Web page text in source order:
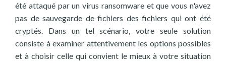
été attaqué par un virus ransomware et que vous n'avez
pas de sauvegarde de fichiers des fichiers qui ont été
cryptés. Dans un tel scénario, votre seule solution
consiste à examiner attentivement les options possibles
et à choisir celle qui convient le mieux à votre situation